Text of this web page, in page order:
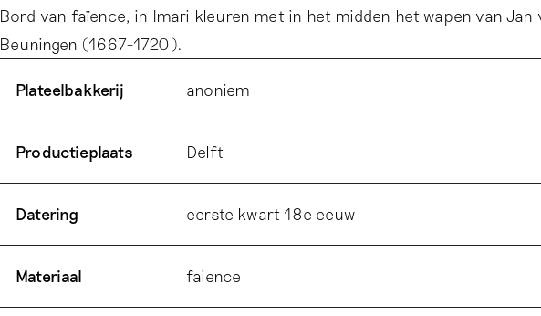
Bord van faïence, in Imari kleuren met in het midden het wapen van Jan
Beuningen (1667-1720).
Plateelbakkerij anoniem
Productieplaats Delft
Datering eerste kwart 18e eeuw
Materiaal faience